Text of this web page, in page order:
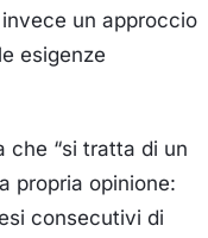
un approccio
esigenze
che “si tratta di un
propria opinione:
consecutivi di